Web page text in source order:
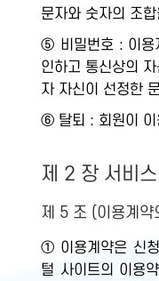
문자와 숫자의 조
⑤ 비밀번호 : 이용
인하고 통신상의
자 자신이 선정한
⑥ 탈퇴 : 회원이 이
제 2 장 서비
제 5 조 (이용계약
① 이용계약은 신청
털 사이트의 이용